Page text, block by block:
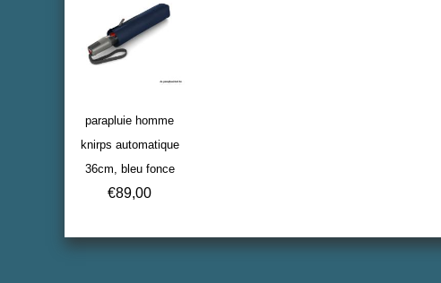
parapluie homme
knirps automatique
36cm, bleu fonce
€89,00